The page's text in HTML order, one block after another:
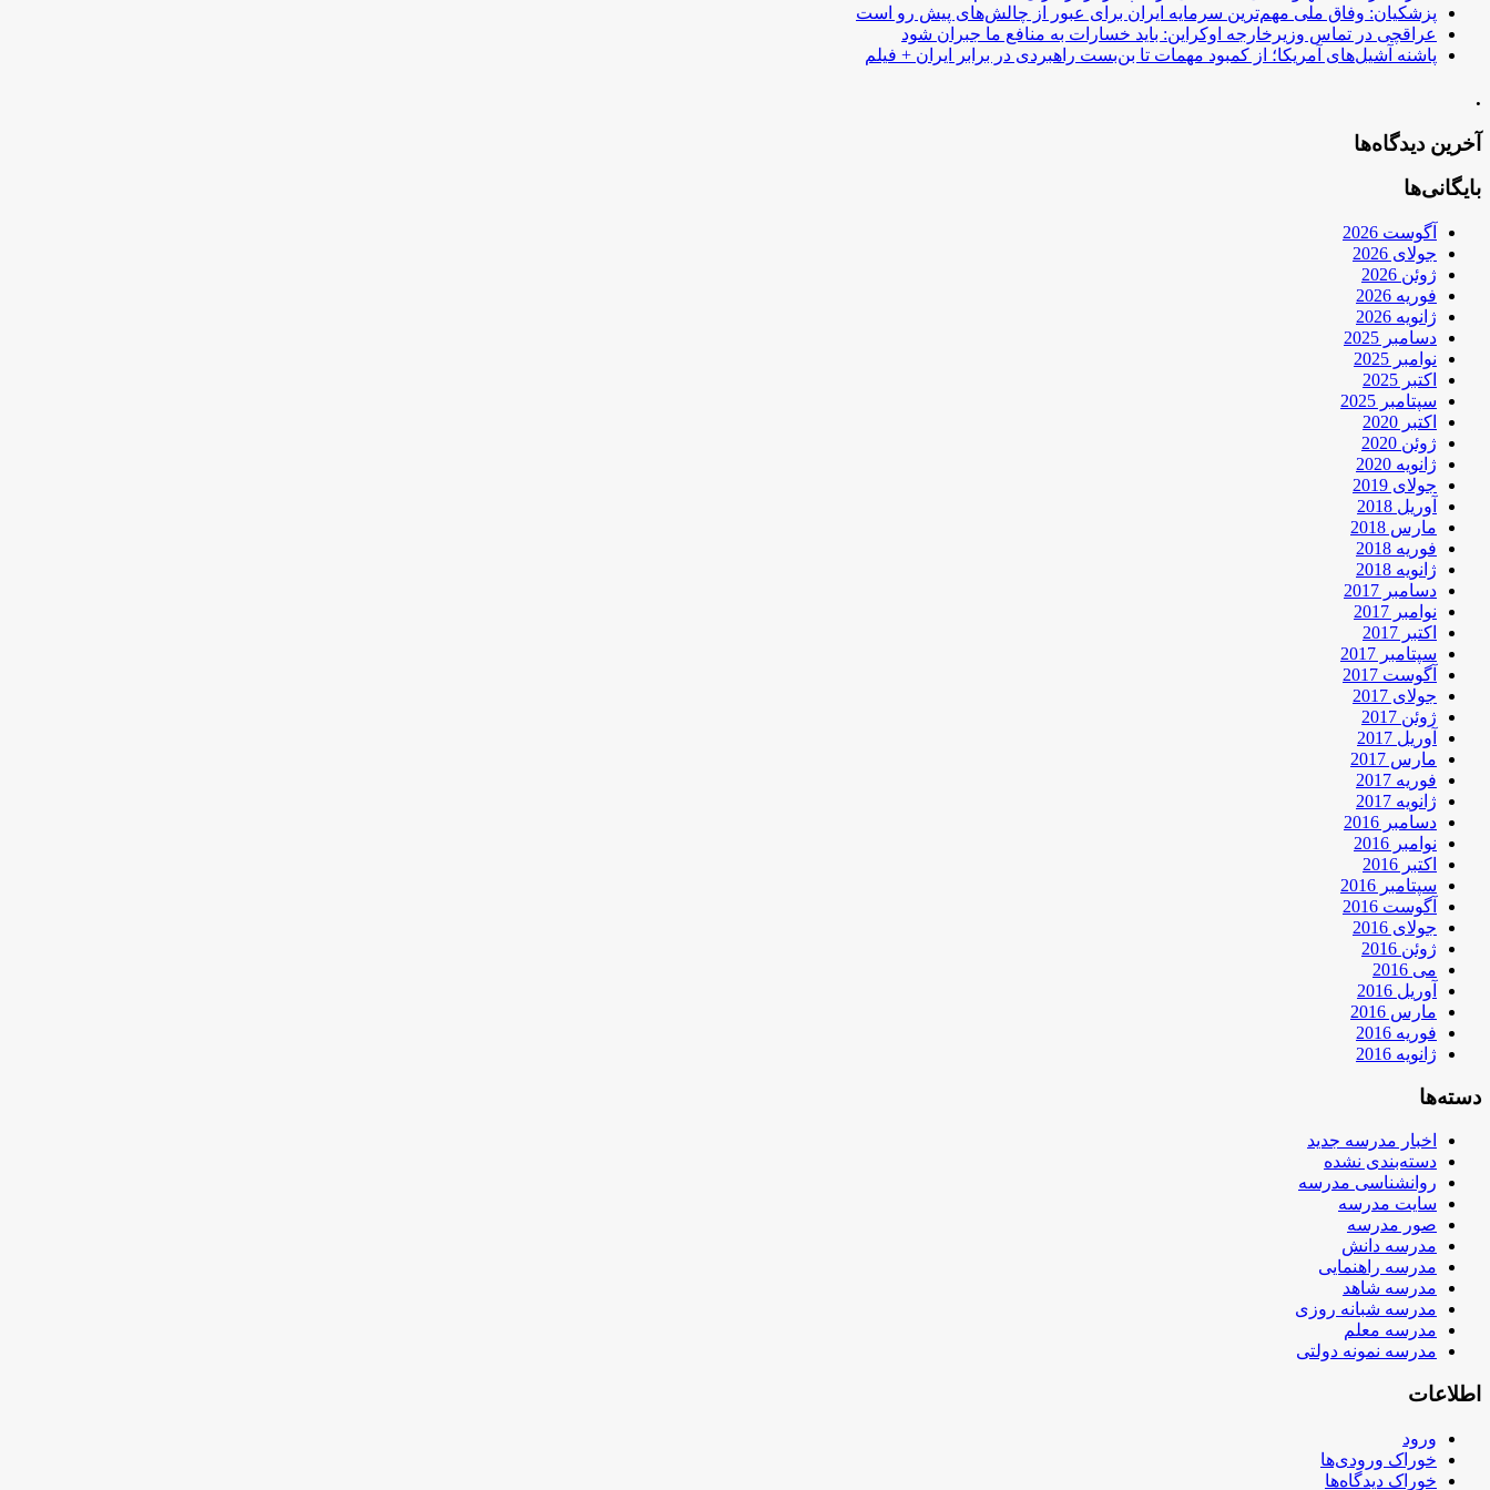
پزشکیان: وفاق ملی مهم‌ترین سرمایه ایران برای عبور از چالش‌های پیش رو است
عراقچی در تماس وزیرخارجه اوکراین: باید خسارات به منافع ما جبران شود
پاشنه آشیل‌های آمریکا؛ از کمبود مهمات تا بن‌بست راهبردی در برابر ایران + فیلم
.
آخرین دیدگاه‌ها
بایگانی‌ها
آگوست 2026
جولای 2026
ژوئن 2026
فوریه 2026
ژانویه 2026
دسامبر 2025
نوامبر 2025
اکتبر 2025
سپتامبر 2025
اکتبر 2020
ژوئن 2020
ژانویه 2020
جولای 2019
آوریل 2018
مارس 2018
فوریه 2018
ژانویه 2018
دسامبر 2017
نوامبر 2017
اکتبر 2017
سپتامبر 2017
آگوست 2017
جولای 2017
ژوئن 2017
آوریل 2017
مارس 2017
فوریه 2017
ژانویه 2017
دسامبر 2016
نوامبر 2016
اکتبر 2016
سپتامبر 2016
آگوست 2016
جولای 2016
ژوئن 2016
می 2016
آوریل 2016
مارس 2016
فوریه 2016
ژانویه 2016
دسته‌ها
اخبار مدرسه جدید
دسته‌بندی نشده
روانشناسی مدرسه
سایت مدرسه
صور مدرسه
مدرسه دانش
مدرسه راهنمایی
مدرسه شاهد
مدرسه شبانه روزی
مدرسه معلم
مدرسه نمونه دولتی
اطلاعات
ورود
خوراک ورودی‌ها
خوراک دیدگاه‌ها